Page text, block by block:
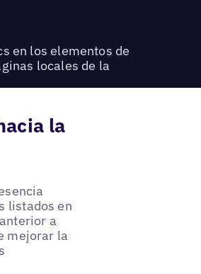
en los elementos de
locales de la
la
listados en
a
mejorar la